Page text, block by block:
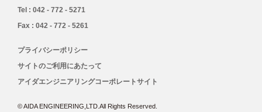
SDS（安全データシート）
Tel : 042 - 772 - 5271
Fax : 042 - 772 - 5261
プライバシーポリシー
サイトのご利用にあたって
アイダエンジニアリングコーポレートサイト
© AIDA ENGINEERING,LTD.All Rights Reserved.